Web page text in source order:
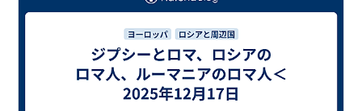
た。
もともと定住者と移住者は文化的軋轢が絶えない物と相
場が決まっている。ロマの場合、独特の外見的特徴を持
つ閉鎖的な小集団で移動しており、かつ、定住者との接